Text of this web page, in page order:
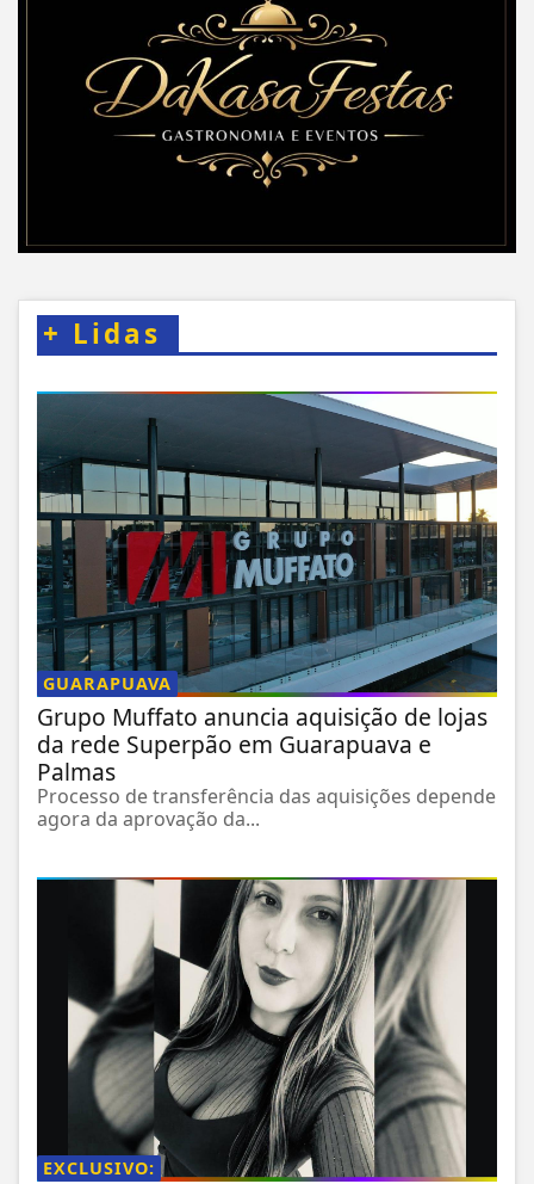
+ Lidas
GUARAPUAVA
Grupo Muffato anuncia aquisição de lojas
da rede Superpão em Guarapuava e
Palmas
Processo de transferência das aquisições depende
agora da aprovação da...
EXCLUSIVO: